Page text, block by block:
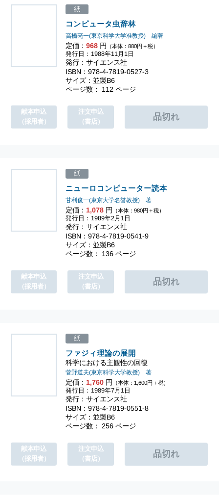
コンピュータ虫辞林
高橋亮一(東京科学大学准教授) 編著
定価：968 円 （本体：880円＋税）
紙
発行日：1988年11月1日
発行：サイエンス社
ISBN：978-4-7819-0527-3
サイズ：並製B6
ページ数： 112 ページ
献本申込
（採用者）
注文申込
（書店）
ニューロコンピューター読本
甘利俊一(東京大学名誉教授) 著
定価： 1,078 円 （本体：980円＋税）
紙
発行日：1989年2月1日
発行：サイエンス社
ISBN：978-4-7819-0541-9
サイズ：並製B6
ページ数： 136 ページ
献本申込
（採用者）
注文申込
（書店）
ファジィ理論の展開
科学における主観性の回復
菅野道夫(東京科学大学教授) 著
定価： 1,760 円 （本体：1,600円＋税）
紙
発行日：1989年7月1日
発行：サイエンス社
ISBN：978-4-7819-0551-8
サイズ：並製B6
ページ数： 256 ページ
献本申込
（採用者）
注文申込
（書店）